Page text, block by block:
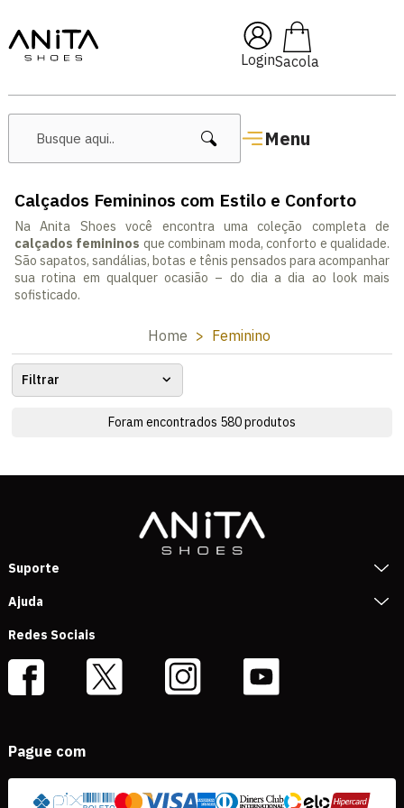
Login
Menu
🔥 Lançamentos Femininos
Calçados Femininos com Estilo e Conforto
Na Anita Shoes você encontra uma coleção completa de
calçados femininos que combinam moda, conforto e qualidade.
São sapatos, sandálias, botas e tênis pensados para acompanhar
sua rotina em qualquer ocasião – do dia a dia ao look mais
sofisticado.
Home Feminino
Filtrar
Foram encontrados 580produtos
Suporte
Ajuda
Redes Sociais
Pague com